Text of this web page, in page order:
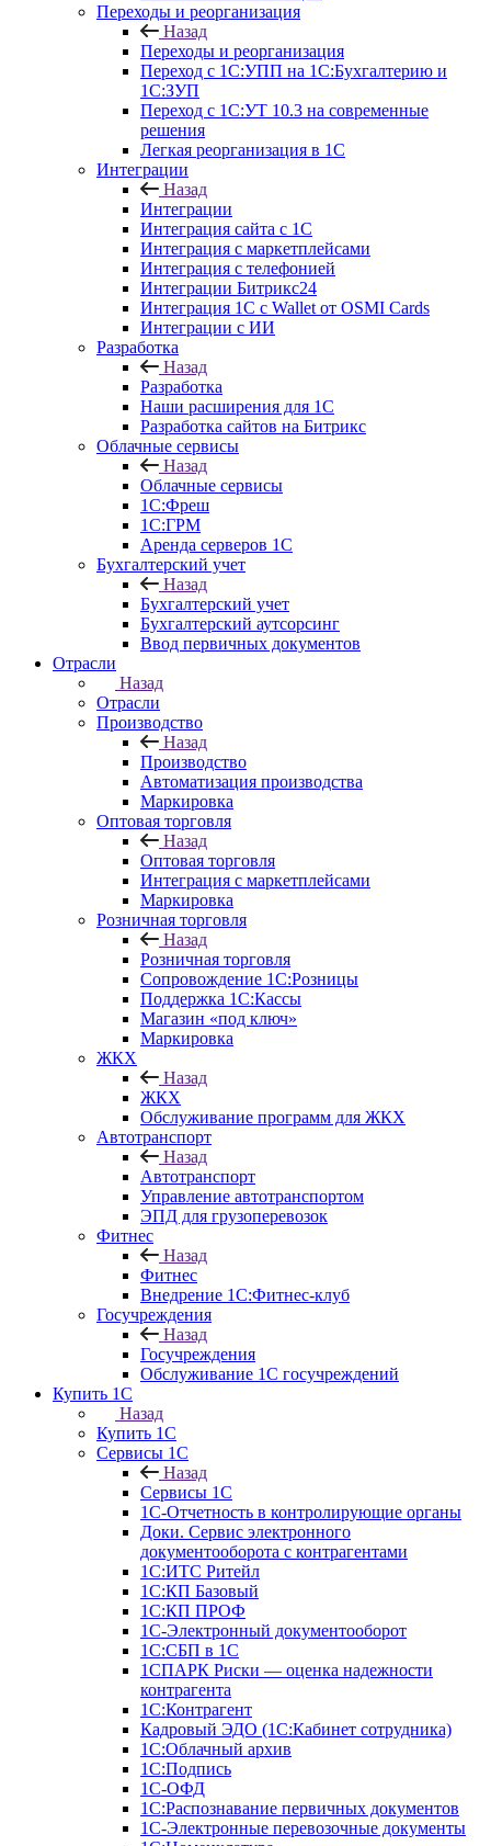
Переходы и реорганизация
Назад
Переходы и реорганизация
Переход с 1С:УПП на 1С:Бухгалтерию и
1С:ЗУП
Переход с 1С:УТ 10.3 на современные
решения
Легкая реорганизация в 1С
Интеграции
Назад
Интеграции
Интеграция сайта с 1С
Интеграция с маркетплейсами
Интеграция с телефонией
Интеграции Битрикс24
Интеграция 1С с Wallet от OSMI Cards
Интеграции с ИИ
Разработка
Назад
Разработка
Наши расширения для 1С
Разработка сайтов на Битрикс
Облачные сервисы
Назад
Облачные сервисы
1С:Фреш
1С:ГРМ
Аренда серверов 1С
Бухгалтерский учет
Назад
Бухгалтерский учет
Бухгалтерский аутсорсинг
Ввод первичных документов
Отрасли
Назад
Отрасли
Производство
Назад
Производство
Автоматизация производства
Маркировка
Оптовая торговля
Назад
Оптовая торговля
Интеграция с маркетплейсами
Маркировка
Розничная торговля
Назад
Розничная торговля
Сопровождение 1С:Розницы
Поддержка 1С:Кассы
Магазин «под ключ»
Маркировка
ЖКХ
Назад
ЖКХ
Обслуживание программ для ЖКХ
Автотранспорт
Назад
Автотранспорт
Управление автотранспортом
ЭПД для грузоперевозок
Фитнес
Назад
Фитнес
Внедрение 1С:Фитнес-клуб
Госучреждения
Назад
Госучреждения
Обслуживание 1С госучреждений
Купить 1С
Назад
Купить 1С
Сервисы 1С
Назад
Сервисы 1С
1С-Отчетность в контролирующие органы
Доки. Сервис электронного
документооборота с контрагентами
1С:ИТС Ритейл
1С:КП Базовый
1С:КП ПРОФ
1С-Электронный документооборот
1С:СБП в 1С
1СПАРК Риски — оценка надежности
контрагента
1С:Контрагент
Кадровый ЭДО (1С:Кабинет сотрудника)
1С:Облачный архив
1С:Подпись
1С-ОФД
1С:Распознавание первичных документов
1С-Электронные перевозочные документы